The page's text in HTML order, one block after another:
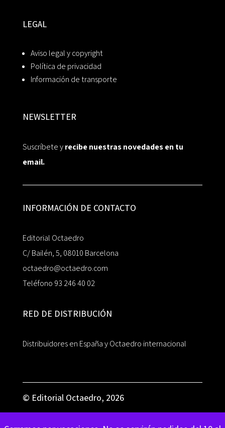
LEGAL
Aviso legal y copyright
Política de privacidad
Información de transporte
NEWSLETTER
Suscríbete yrecibe nuestras novedades en tu
email.
INFORMACIÓN DE CONTACTO
Editorial Octaedro
C/ Bailén, 5, 08010 Barcelona
octaedro@octaedro.com
Teléfono 93 246 40 02
RED DE DISTRIBUCIÓN
Distribuidores en España y Octaedro internacional
© Editorial Octaedro, 2026